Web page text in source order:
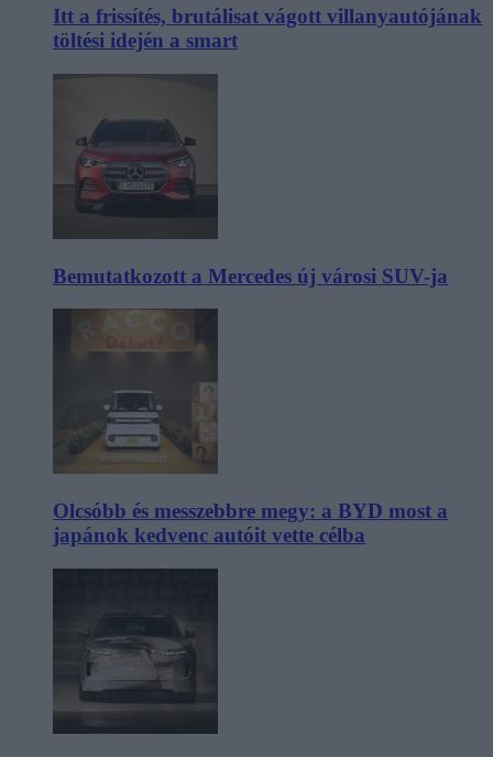
Itt a frissítés, brutálisat vágott villanyautójának
töltési idején a smart
Bemutatkozott a Mercedes új városi SUV-ja
Olcsóbb és messzebbre megy: a BYD most a
japánok kedvenc autóit vette célba